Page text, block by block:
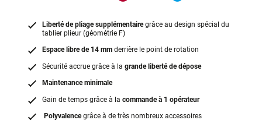
Liberté de pliage supplémentairegrâce au design spécial du
tablier plieur (géométrie F)
Espace libre de 14 mm derrière le point de rotation
Sécurité accrue grâce à la grande liberté de dépose
Maintenance minimale
Gain de temps grâce à la commande à 1 opérateur
Polyvalencegrâce à de très nombreux accessoires